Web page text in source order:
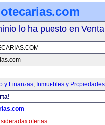
lo ha puesto en Venta
y Finanzas, Inmuebles y Propiedades
ofertas